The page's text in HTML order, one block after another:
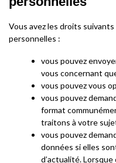
Vous avez les droits
personnelles :
vous pouvez
vous concernant
vous pouvez vous
vous pouvez
format
traitons à votre
vous pouvez
données si elles
d’actualité.